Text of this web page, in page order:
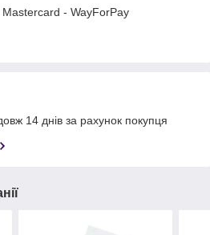
- WayForPay
14 днів за рахунок покупця